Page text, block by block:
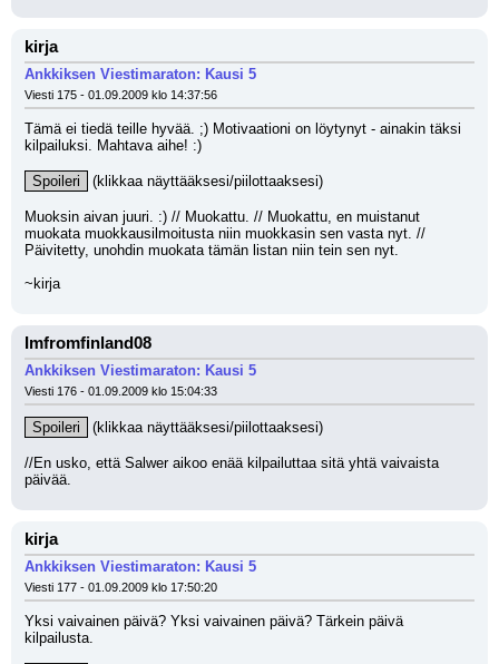
kirja
Ankkiksen Viestimaraton: Kausi 5
Viesti 175 - 01.09.2009 klo 14:37:56
Tämä ei tiedä teille hyvää. ;) Motivaationi on löytynyt - ainakin täksi
kilpailuksi. Mahtava aihe! :)
Spoileri (klikkaa näyttääksesi/piilottaaksesi)
Muoksin aivan juuri. :) // Muokattu. // Muokattu, en muistanut
muokata muokkausilmoitusta niin muokkasin sen vasta nyt. //
Päivitetty, unohdin muokata tämän listan niin tein sen nyt.
~kirja
Imfromfinland08
Ankkiksen Viestimaraton: Kausi 5
Viesti 176 - 01.09.2009 klo 15:04:33
Spoileri (klikkaa näyttääksesi/piilottaaksesi)
//En usko, että Salwer aikoo enää kilpailuttaa sitä yhtä vaivaista
päivää.
kirja
Ankkiksen Viestimaraton: Kausi 5
Viesti 177 - 01.09.2009 klo 17:50:20
Yksi vaivainen päivä? Yksi vaivainen päivä? Tärkein päivä
kilpailusta.